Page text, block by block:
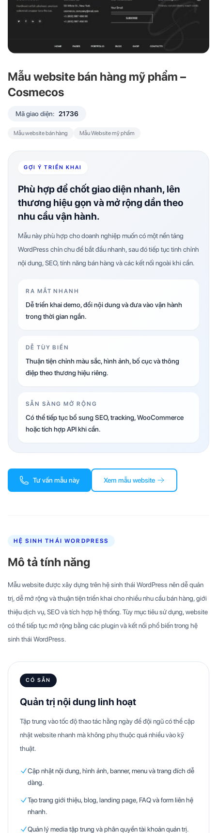
Mẫu website bán hàng mỹ phẩm –
Cosmecos
Mã giao diện: 21736
Mẫu website bán hàng Mẫu Website mỹ phẩm
GỢI Ý TRIỂN KHAI
Phù hợp để chốt giao diện nhanh, lên
thương hiệu gọn và mở rộng dần theo
nhu cầu vận hành.
Mẫu này phù hợp cho doanh nghiệp muốn có một nền tảng
WordPress chỉn chu để bắt đầu nhanh, sau đó tiếp tục tinh chỉnh
nội dung, SEO, tính năng bán hàng và các kết nối ngoài khi cần.
RA MẮT NHANH
Dễ triển khai demo, đổi nội dung và đưa vào vận hành
trong thời gian ngắn.
DỄ TÙY BIẾN
Thuận tiện chỉnh màu sắc, hình ảnh, bố cục và thông
điệp theo thương hiệu riêng.
SẴN SÀNG MỞ RỘNG
Có thể tiếp tục bổ sung SEO, tracking, WooCommerce
hoặc tích hợp API khi cần.
Tư vấn mẫu này Xem mẫu website
HỆ SINH THÁI WORDPRESS
Mô tả tính năng
Mẫu website được xây dựng trên hệ sinh thái WordPress nên dễ quản
trị, dễ mở rộng và thuận tiện triển khai cho nhiều nhu cầu bán hàng, giới
thiệu dịch vụ, SEO và tích hợp hệ thống. Tùy mục tiêu sử dụng, website
có thể tiếp tục mở rộng bằng các plugin và kết nối phổ biến trong hệ
sinh thái WordPress.
CÓ SẴN
Quản trị nội dung linh hoạt
Tập trung vào tốc độ thao tác hằng ngày để đội ngũ có thể cập
nhật website nhanh mà không phụ thuộc quá nhiều vào kỹ
thuật.
Cập nhật nội dung, hình ảnh, banner, menu và trang đích dễ
dàng.
Tạo trang giới thiệu, blog, landing page, FAQ và form liên hệ
nhanh.
Quản lý media tập trung và phân quyền tài khoản quản trị.